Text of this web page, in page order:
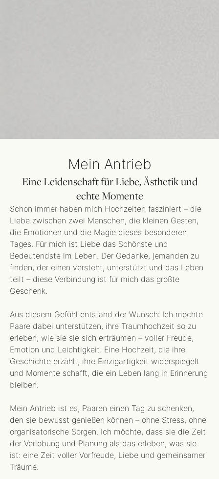
Mein Antrieb
Eine Leidenschaft für Liebe, Ästhetik und
echte Momente
Schon immer haben mich Hochzeiten fasziniert – die
Liebe zwischen zwei Menschen, die kleinen Gesten,
die Emotionen und die Magie dieses besonderen
Tages. Für mich ist Liebe das Schönste und
Bedeutendste im Leben. Der Gedanke, jemanden zu
finden, der einen versteht, unterstützt und das Leben
teilt – diese Verbindung ist für mich das größte
Geschenk.
Aus diesem Gefühl entstand der Wunsch: Ich möchte
Paare dabei unterstützen, ihre Traumhochzeit so zu
erleben, wie sie sie sich erträumen – voller Freude,
Emotion und Leichtigkeit. Eine Hochzeit, die ihre
Geschichte erzählt, ihre Einzigartigkeit widerspiegelt
und Momente schafft, die ein Leben lang in Erinnerung
bleiben.
Mein Antrieb ist es, Paaren einen Tag zu schenken,
den sie bewusst genießen können – ohne Stress, ohne
organisatorische Sorgen. Ich möchte, dass sie die Zeit
der Verlobung und Planung als das erleben, was sie
ist: eine Zeit voller Vorfreude, Liebe und gemeinsamer
Träume.